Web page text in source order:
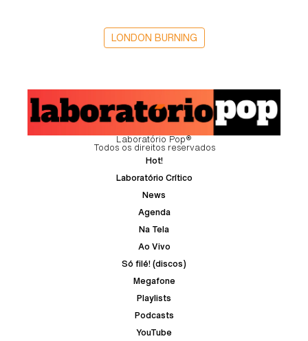
LONDON BURNING
Laboratório Pop®
Todos os direitos reservados
Hot!
Laboratório Crítico
News
Agenda
Na Tela
Ao Vivo
Só filé! (discos)
Megafone
Playlists
Podcasts
YouTube